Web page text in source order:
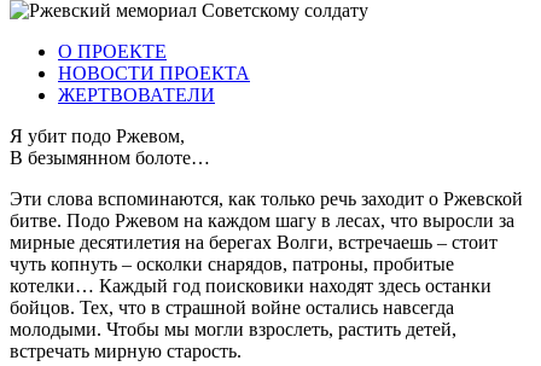
О ПРОЕКТЕ
НОВОСТИ ПРОЕКТА
ЖЕРТВОВАТЕЛИ
Я убит подо Ржевом,
В безымянном болоте…
Эти слова вспоминаются, как только речь заходит о Ржевской
битве. Подо Ржевом на каждом шагу в лесах, что выросли за
мирные десятилетия на берегах Волги, встречаешь – стоит
чуть копнуть – осколки снарядов, патроны, пробитые
котелки… Каждый год поисковики находят здесь останки
бойцов. Тех, что в страшной войне остались навсегда
молодыми. Чтобы мы могли взрослеть, растить детей,
встречать мирную старость.